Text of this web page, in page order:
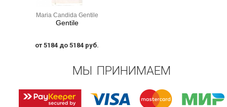
Maria Candida Gentile
Gentile
от 5184 до 5184 руб.
МЫ ПРИНИМАЕМ